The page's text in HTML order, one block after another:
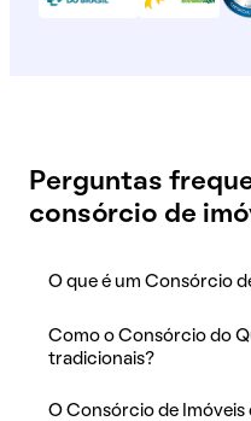
Perguntas
consórcio de
O que é um Consórcio
Como o Consórcio do
tradicionais?
O Consórcio de